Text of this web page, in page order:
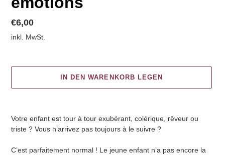
Normaler
Preis
€6,00
inkl. MwSt.
IN DEN WARENKORB LEGEN
Votre enfant est tour à tour exubérant, colérique, rêveur ou
triste ? Vous n’arrivez pas toujours à le suivre ?
C’est parfaitement normal ! Le jeune enfant n’a pas encore la